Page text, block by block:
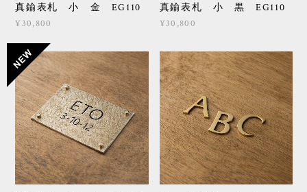
真鍮表札 小 金 EG110
¥30,800
真鍮表札 小 黒 EG110
¥30,800